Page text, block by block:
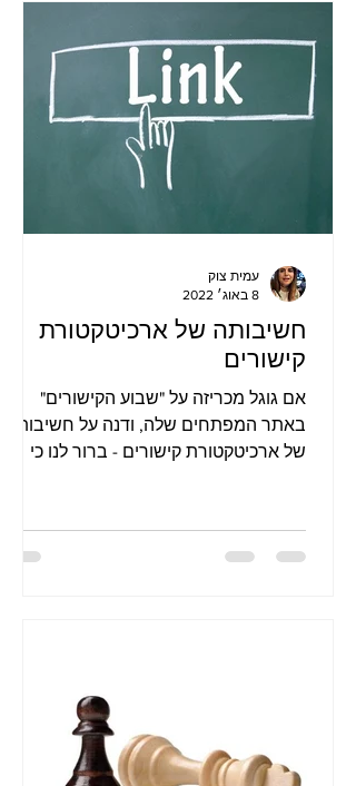
חשיבותה של ארכיטקטורת
קישורים
אם גוגל מכריזה על "שבוע הקישורים"
באתר המפתחים שלה, ודנה על חשיבותה
של ארכיטקטורת קישורים - ברור לנו כי
עמית צוק
8 באוג׳ 2022